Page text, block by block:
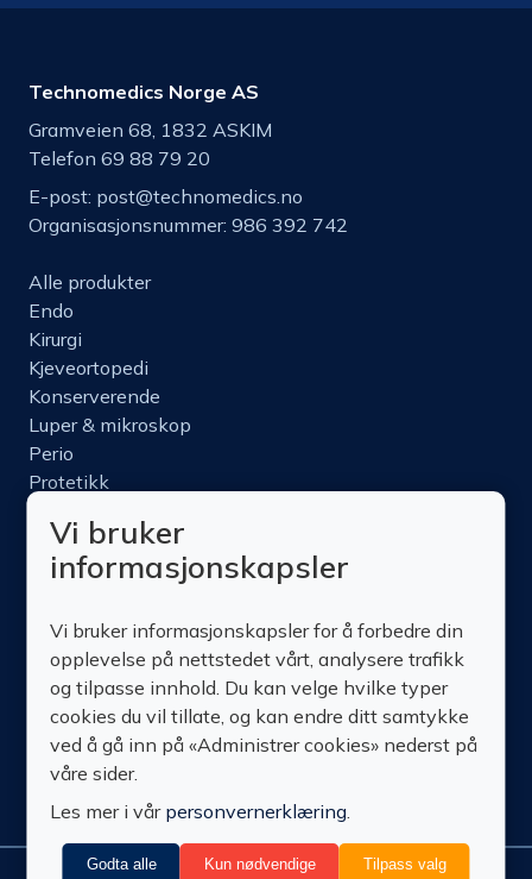
Technomedics Norge AS
Gramveien 68, 1832 ASKIM
Telefon 69 88 79 20
E-post: post@technomedics.no
Organisasjonsnummer: 986 392 742
Alle produkter
Endo
Kirurgi
Kjeveortopedi
Konserverende
Luper & mikroskop
Perio
Protetikk
Nettbutikk
Om oss
Kontakt oss
Vi bruker
informasjonskapsler
Vi bruker informasjonskapsler for å forbedre din
opplevelse på nettstedet vårt, analysere trafikk
og tilpasse innhold. Du kan velge hvilke typer
cookies du vil tillate, og kan endre ditt samtykke
ved å gå inn på «Administrer cookies» nederst på
våre sider.
Les mer i vår personvernerklæring.
Godta alle Kun nødvendige Tilpass valg